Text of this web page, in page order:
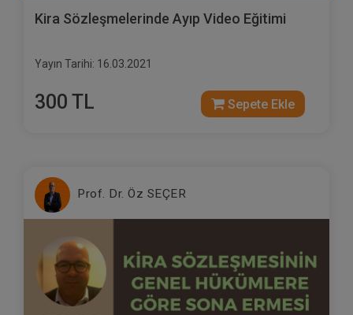
Kira Sözleşmelerinde Ayıp Video Eğitimi
Yayın Tarihi: 16.03.2021
300 TL Sepete Ekle
Prof. Dr. Öz SEÇER